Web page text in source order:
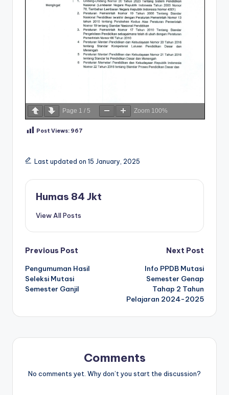
Page 1 / 5 Zoom 100%
Post Views: 967
Last updated on 15 January, 2025
Humas 84 Jkt
View All Posts
Post
navigation
Previous Post
Pengumuman Hasil
Seleksi Mutasi
Semester Ganjil
Next Post
Info PPDB Mutasi
Semester Genap
Tahap 2 Tahun
Pelajaran 2024-2025
Comments
No comments yet. Why don’t you start the discussion?